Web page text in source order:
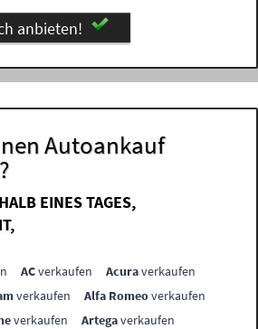
anbieten!
Autoankauf
EINES TAGES,
ACverkaufen Acuraverkaufen
verkaufen Alfa Romeoverkaufen
verkaufen Artegaverkaufen